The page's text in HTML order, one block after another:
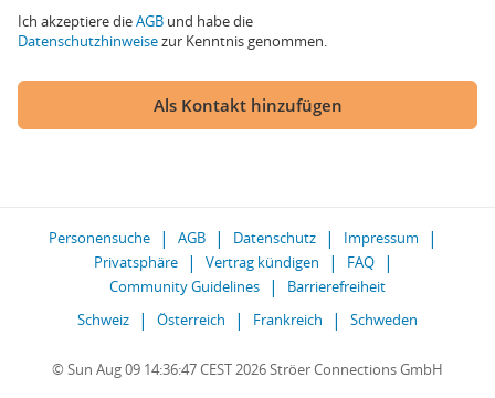
Ich akzeptiere dieAGB und habe die
Datenschutzhinweisezur Kenntnis genommen.
Als Kontakt hinzufügen
Personensuche AGB Datenschutz
Impressum
Privatsphäre
Vertrag kündigen
FAQ
Community Guidelines
Barrierefreiheit
Schweiz
Österreich Frankreich Schweden
© Sun Aug 09 14:36:47 CEST 2026 Ströer Connections GmbH